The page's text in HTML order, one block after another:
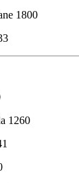
1800
1260